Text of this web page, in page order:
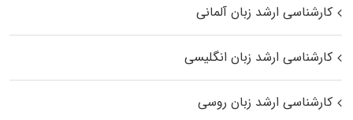
کارشناسی ارشد زبان آلمانی
کارشناسی ارشد زبان انگلیسی
کارشناسی ارشد زبان روسی